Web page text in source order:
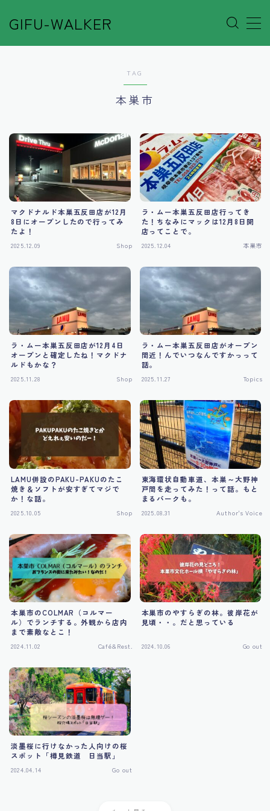
GIFU-WALKER
MENU
Event
Go out
Others
Tourism
TAG
本巣市
マクドナルド本巣五反田店が12月
8日にオープンしたので行ってみ
たよ！
2025.12.09 Shop
ラ・ムー本巣五反田店行ってき
た！ちなみにマックは12月8日開
店ってことで。
2025.12.04 本巣市
ラ・ムー本巣五反田店が12月4日
オープンと確定したね！マクドナ
ルドもかな？
2025.11.28 Shop
ラ・ムー本巣五反田店がオープン
間近！んでいつなんですかっって
話。
2025.11.27 Topics
LAMU併設のPAKU-PAKUのたこ
焼き＆ソフトが安すぎてマジで
か！な話。
2025.10.05 Shop
東海環状自動車道、本巣～大野神
戸間を走ってみた！って話。もと
まるパークも。
2025.08.31 Author's Voice
本巣市のCOLMAR（コルマー
ル）でランチする。外観から店内
まで素敵なとこ！
2024.11.02 Café&Rest.
本巣市のやすらぎの林。彼岸花が
見頃・・。だと思っている
2024.10.06 Go out
淡墨桜に行けなかった人向けの桜
スポット「樽見鉄道 日当駅」
2024.04.14 Go out